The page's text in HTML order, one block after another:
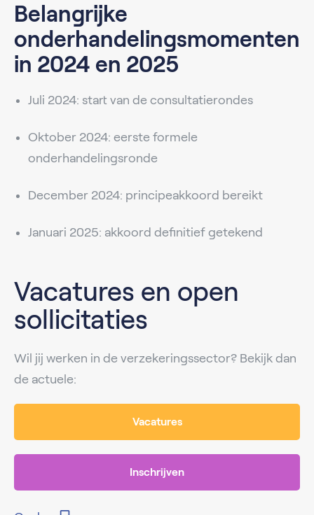
Belangrijke
onderhandelingsmomenten
in 2024 en 2025
Juli 2024: start van de consultatierondes
Oktober 2024: eerste formele
onderhandelingsronde
December 2024: principeakkoord bereikt
Januari 2025: akkoord definitief getekend
Vacatures en open
sollicitaties
Wil jij werken in de verzekeringssector? Bekijk dan
de actuele:
Vacatures
Inschrijven